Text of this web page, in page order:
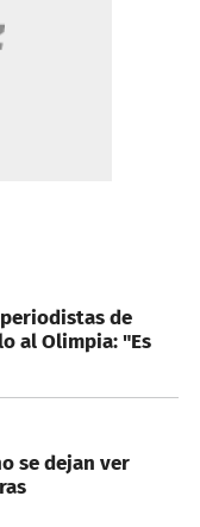
de
al Olimpia: "Es
se dejan ver